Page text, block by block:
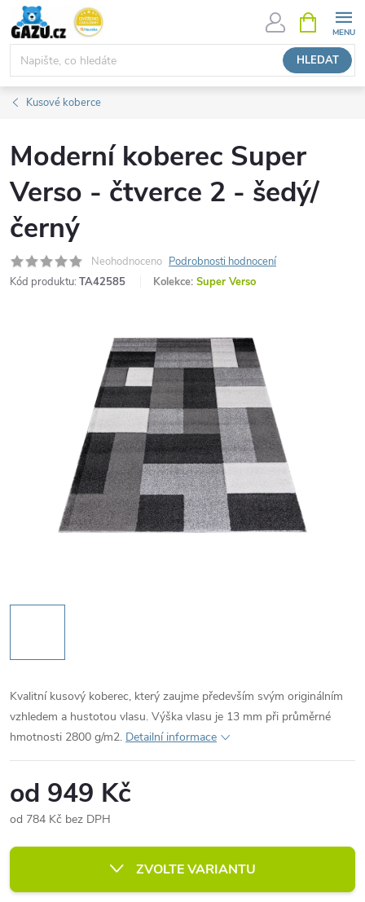
Přejít
obsah
HLEDAT
NÁKUPNÍ
KOŠÍK
Kusové koberce
Moderní koberec Super
Verso - čtverce 2 - šedý/
černý
Neohodnoceno Podrobnosti hodnocení
Kód produktu: TA42585 Kolekce: Super Verso
Kvalitní kusový koberec, který zaujme především svým originálním
vzhledem a hustotou vlasu. Výška vlasu je 13 mm při průměrné
hmotnosti 2800 g/m2. Detailní informace
od 949 Kč
od 784 Kč bez DPH
cena:
ZVOLTE VARIANTU